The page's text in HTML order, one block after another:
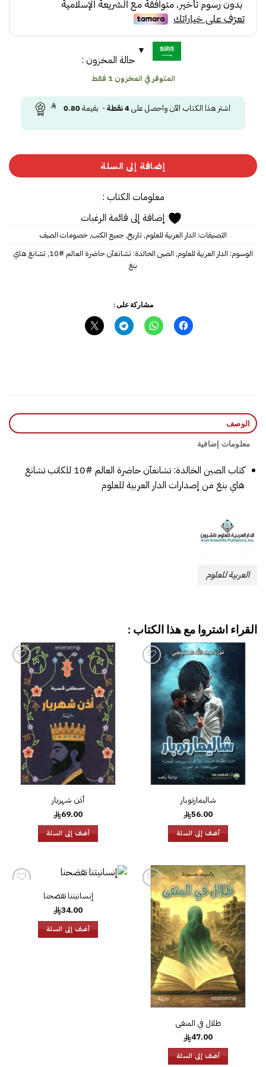
حالة المخزون :
المتوفر في المخزون 1 فقط
اشتر هذا الكتاب الآن واحصل على4نقطة- بقيمة0.80
إضافة إلى السلة
معلومات الكتاب :
إضافة إلى قائمة الرغبات
التصنيفات: الدار العربية للعلوم, تاريخ,جميع الكتب,خصومات الصيف
الوسوم: الدار العربية للعلوم, الصين الخالدة: تشانغآن حاضرة العالم #10 , تشانغ هاي
بنغ
مشاركة على :
الوصف
معلومات إضافية
كتاب الصين الخالدة: تشانغآن حاضرة العالم #10 للكاتب تشانغ
هاي بنغ من إصدارات الدار العربية للعلوم
العربية للعلوم
القراء اشتروا مع هذا الكتاب :
إضافة
إلى
قائمة
الرغبات
شاليمارتوبار
56.00
أضف إلى السلة
قائمة
الرغبات
أذن شهريار
69.00
أضف إلى السلة
إضافة
إلى
قائمة
الرغبات
ظلال في المنفى
47.00
أضف إلى السلة
إنسانيتنا تفضحنا
34.00
أضف إلى السلة